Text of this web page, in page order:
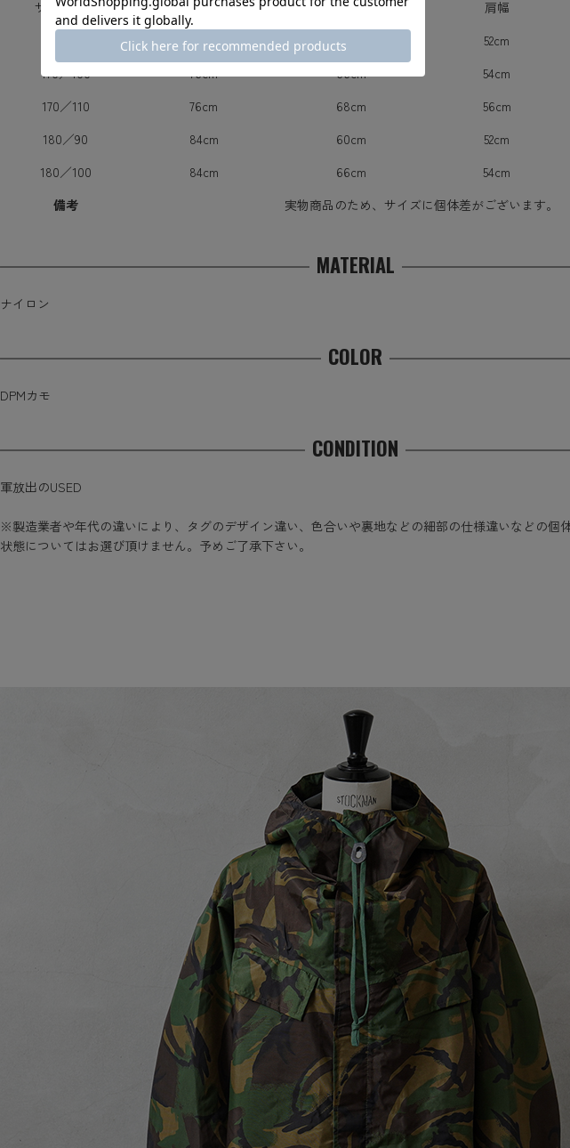
サイズ表記 着丈 身幅 肩幅
76cm 60cm 52cm
170／100
76cm 66cm 54cm
170／110
76cm 68cm 56cm
180／90
84cm 60cm 52cm
180／100
84cm 66cm 54cm
備考
実物商品のため、サイズに個体差がございます。
MATERIAL
ナイロン
COLOR
DPMカモ
CONDITION
軍放出のUSED
※製造業者や年代の違いにより、タグのデザイン違い、色合いや裏地などの細部の仕様違いなどの個
状態についてはお選び頂けません。予めご了承下さい。